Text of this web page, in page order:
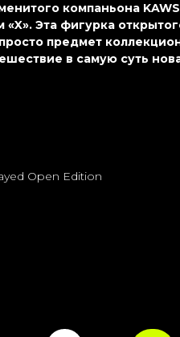
компаньона
«X». Эта фигурка
предмет
в самую суть
Open Edition